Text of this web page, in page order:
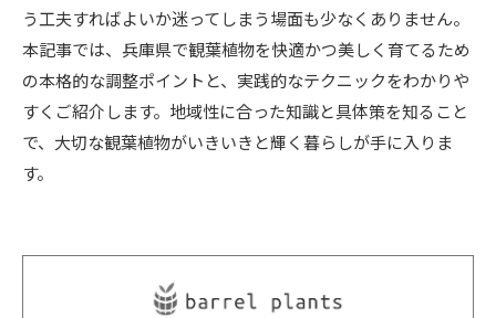
う工夫すればよいか迷ってしまう場面も少なくありません。
本記事では、兵庫県で観葉植物を快適かつ美しく育てるため
の本格的な調整ポイントと、実践的なテクニックをわかりや
すくご紹介します。地域性に合った知識と具体策を知ること
で、大切な観葉植物がいきいきと輝く暮らしが手に入りま
す。